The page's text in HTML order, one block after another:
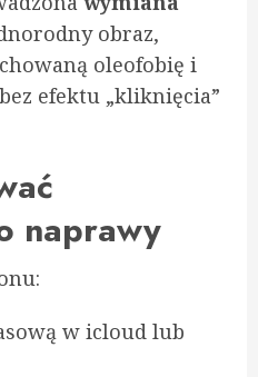
obraz,
oleofobię i
efektu „kliknięcia”
naprawy
w icloud lub